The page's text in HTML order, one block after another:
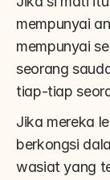
mempunyai
mempunyai
seorang
tiap-tiap
Jika mereka
berkongsi
wasiat yang